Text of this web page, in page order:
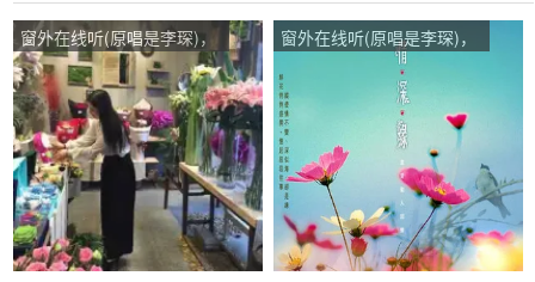
窗外在线听(原唱是李琛)，
美好未来演唱点播:73次
窗外在线听(原唱是李琛)，
hxm演唱点播:59次